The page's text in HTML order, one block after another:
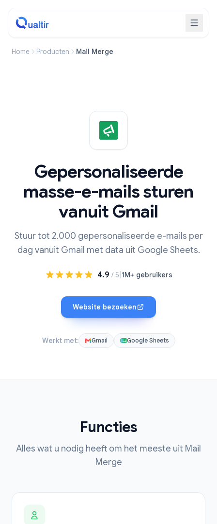
Home Producten Mail Merge
Gepersonaliseerde
masse-e-mails sturen
vanuit Gmail
Stuur tot 2.000 gepersonaliseerde e-mails per
dag vanuit Gmail met data uit Google Sheets.
4.9 / 5 1M+ gebruikers
Website bezoeken
Werkt met: Gmail Google Sheets
Functies
Alles wat u nodig heeft om het meeste uit Mail
Merge